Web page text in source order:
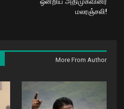
மலரஞ்சலி!
More From Author